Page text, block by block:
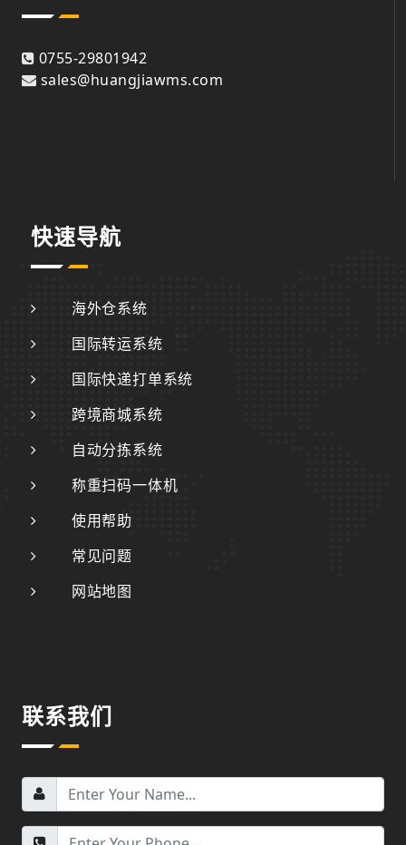
0755-29801942
sales@huangjiawms.com
快速导航
海外仓系统
国际转运系统
国际快递打单系统
跨境商城系统
自动分拣系统
称重扫码一体机
使用帮助
常见问题
网站地图
联系我们